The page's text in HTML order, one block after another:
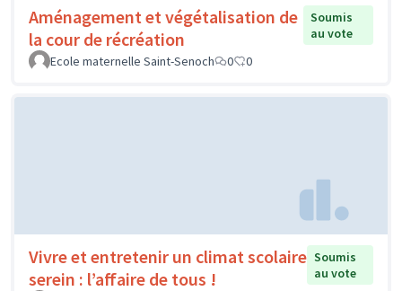
Aménagement et végétalisation de
la cour de récréation
Soumis
au vote
Ecole maternelle Saint-Senoch
0 0
Vivre et entretenir un climat scolaire
serein : l’affaire de tous !
Soumis
au vote